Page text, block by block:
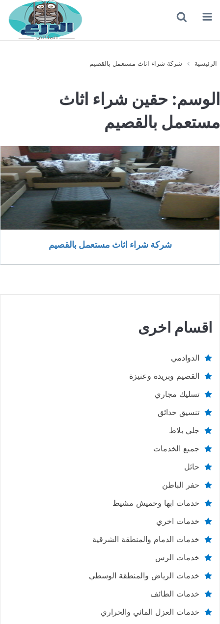
القائمة
الرئيسية شركة شراء اثاث مستعمل بالقصيم
الوسم: حقين شراء اثاث
مستعمل بالقصيم
شركة شراء اثاث مستعمل بالقصيم
اقسام اخرى
الدوادمي
القصيم وبريدة وعنيزة
تسليك مجاري
تنسيق حدائق
جلي بلاط
جميع الخدمات
حائل
حفر الباطن
خدمات ابها وخميش مشيط
خدمات اخري
خدمات الدمام والمنطقة الشرقية
خدمات الرس
خدمات الرياض والمنطقة الوسطي
خدمات الطائف
خدمات العزل المائي والحراري